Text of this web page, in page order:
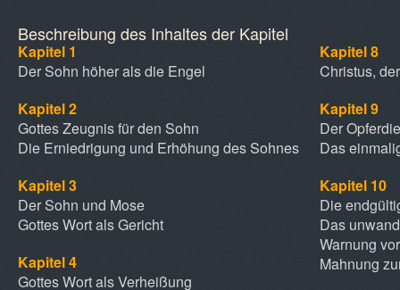
Beschreibung des Inhaltes der Kapitel
Kapitel 1
Der Sohn höher als die Engel
Kapitel 2
Gottes Zeugnis für den Sohn
Die Erniedrigung und Erhöhung des Sohnes
Kapitel 3
Der Sohn und Mose
Gottes Wort als Gericht
Kapitel 4
Gottes Wort als Verheißung
Kapitel 8
Christus,
Kapitel 9
Der
Das
Kapitel 10
Die
Das
Warnung
Mahnung